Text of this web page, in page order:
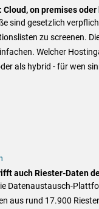
on premises oder
sind gesetzlich
zu screenen.
Welcher
als hybrid - für wen
auch Riester-Daten
Datenaustausch-
aus rund 17.900